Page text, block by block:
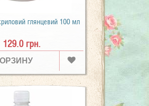
глянцевий 100 мл
129.0 грн.